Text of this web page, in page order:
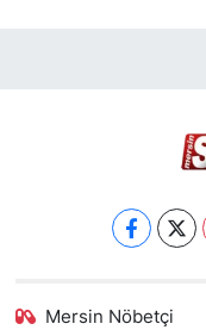
Mersin Nöbetçi